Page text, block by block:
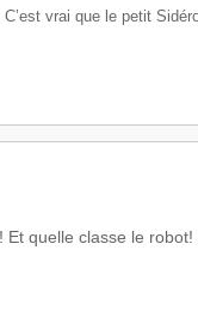
vrai que le petit
Et quelle classe le robot!